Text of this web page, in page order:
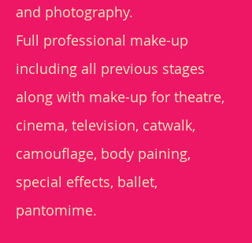
and photography.
Full professional make-up
including all previous stages
along with make-up for theatre,
cinema, television, catwalk,
camouflage, body paining,
special effects, ballet,
pantomime.